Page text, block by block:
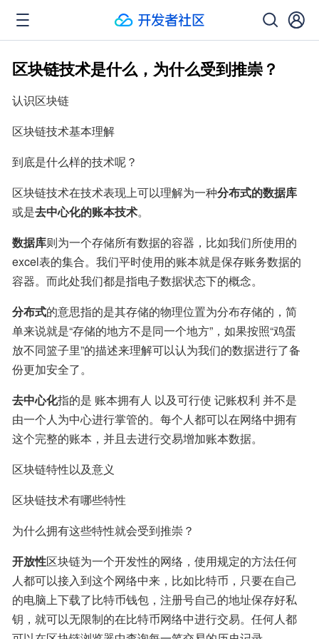
区块链技术是什么，为什么受到推崇？
认识区块链
区块链技术基本理解
到底是什么样的技术呢？
区块链技术在技术表现上可以理解为一种分布式的数据库
或是去中心化的账本技术。
数据库则为一个存储所有数据的容器，比如我们所使用的
excel表的集合。我们平时使用的账本就是保存账务数据的
容器。而此处我们都是指电子数据状态下的概念。
分布式的意思指的是其存储的物理位置为分布存储的，简
单来说就是“存储的地方不是同一个地方”，如果按照“鸡蛋
放不同篮子里”的描述来理解可以认为我们的数据进行了备
份更加安全了。
去中心化指的是 账本拥有人 以及可行使 记账权利 并不是
由一个人为中心进行掌管的。每个人都可以在网络中拥有
这个完整的账本，并且去进行交易增加账本数据。
区块链特性以及意义
区块链技术有哪些特性
为什么拥有这些特性就会受到推崇？
开放性区块链为一个开发性的网络，使用规定的方法任何
人都可以接入到这个网络中来，比如比特币，只要在自己
的电脑上下载了比特币钱包，注册号自己的地址保存好私
钥，就可以无限制的在比特币网络中进行交易。任何人都